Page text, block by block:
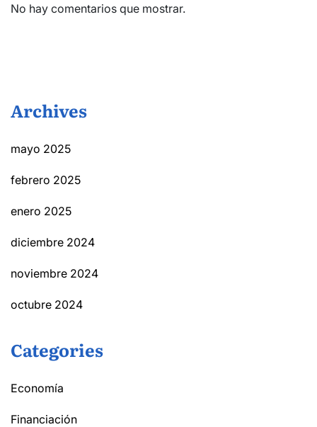
No hay comentarios que mostrar.
Archives
mayo 2025
febrero 2025
enero 2025
diciembre 2024
noviembre 2024
octubre 2024
Categories
Economía
Financiación